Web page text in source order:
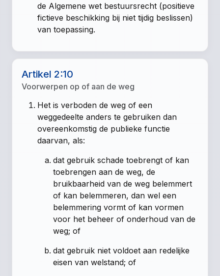
de Algemene wet bestuursrecht (positieve
fictieve beschikking bij niet tijdig beslissen)
van toepassing.
Artikel 2:10
Voorwerpen op of aan de weg
Het is verboden de weg of een
weggedeelte anders te gebruiken dan
overeenkomstig de publieke functie
daarvan, als:
dat gebruik schade toebrengt of kan
toebrengen aan de weg, de
bruikbaarheid van de weg belemmert
of kan belemmeren, dan wel een
belemmering vormt of kan vormen
voor het beheer of onderhoud van de
weg; of
dat gebruik niet voldoet aan redelijke
eisen van welstand; of